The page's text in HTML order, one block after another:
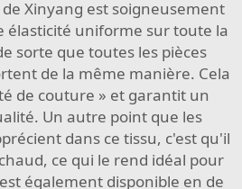
Xinyang est soigneusement
élasticité uniforme sur toute la
sorte que toutes les pièces
de la même manière. Cela
de couture » et garantit un
Un autre point que les
dans ce tissu, c'est qu'il
ce qui le rend idéal pour
également disponible en de